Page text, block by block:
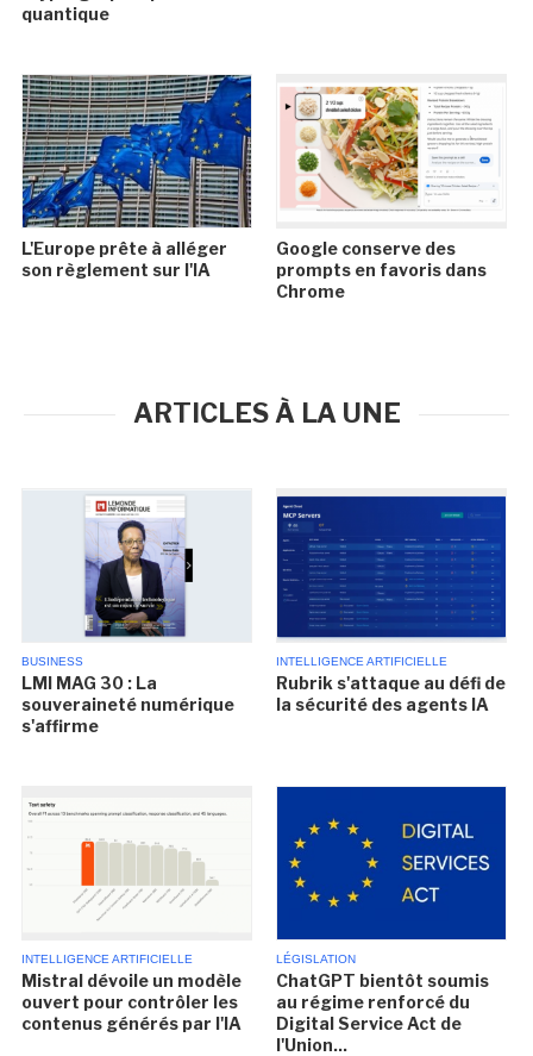
quantique
L'Europe prête à alléger
son règlement sur l'IA
Google conserve des
prompts en favoris dans
Chrome
ARTICLES À LA UNE
BUSINESS
LMI MAG 30 : La
souveraineté numérique
s'affirme
INTELLIGENCE ARTIFICIELLE
Rubrik s'attaque au défi de
la sécurité des agents IA
INTELLIGENCE ARTIFICIELLE
Mistral dévoile un modèle
ouvert pour contrôler les
contenus générés par l'IA
LÉGISLATION
ChatGPT bientôt soumis
au régime renforcé du
Digital Service Act de
l'Union...